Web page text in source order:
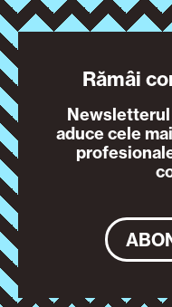
Rămâi
aduce cele